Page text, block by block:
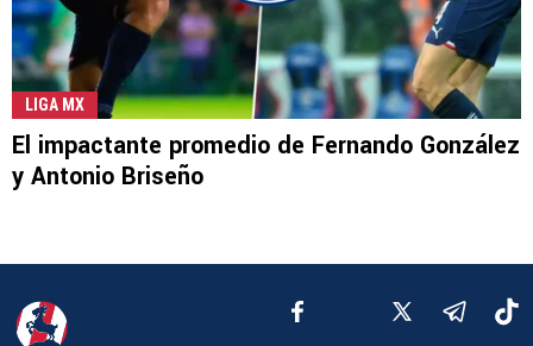
LIGA MX
El impactante promedio de Fernando González
y Antonio Briseño